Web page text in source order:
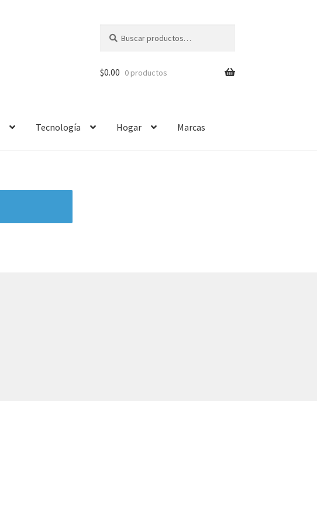
Tecnología Hogar Marcas
$0.00 0 productos